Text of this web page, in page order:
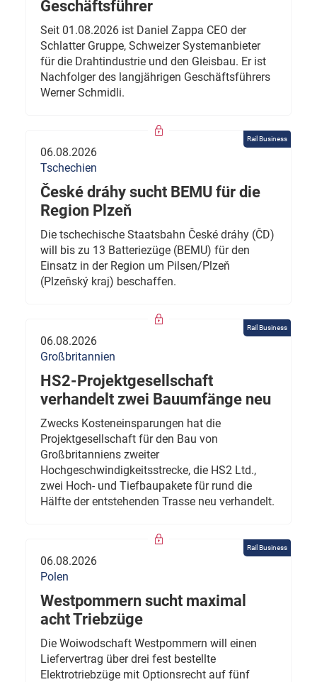
Geschäftsführer
Seit 01.08.2026 ist Daniel Zappa CEO der
Schlatter Gruppe, Schweizer Systemanbieter
für die Drahtindustrie und den Gleisbau. Er ist
Nachfolger des langjährigen Geschäftsführers
Werner Schmidli.
Rail Business
06.08.2026
Tschechien
České dráhy sucht BEMU für die
Region Plzeň
Die tschechische Staatsbahn České dráhy (ČD)
will bis zu 13 Batteriezüge (BEMU) für den
Einsatz in der Region um Pilsen/Plzeň
(Plzeňský kraj) beschaffen.
Rail Business
06.08.2026
Großbritannien
HS2-Projektgesellschaft
verhandelt zwei Bauumfänge neu
Zwecks Kosteneinsparungen hat die
Projektgesellschaft für den Bau von
Großbritanniens zweiter
Hochgeschwindigkeitsstrecke, die HS2 Ltd.,
zwei Hoch- und Tiefbaupakete für rund die
Hälfte der entstehenden Trasse neu verhandelt.
Rail Business
06.08.2026
Polen
Westpommern sucht maximal
acht Triebzüge
Die Woiwodschaft Westpommern will einen
Liefervertrag über drei fest bestellte
Elektrotriebzüge mit Optionsrecht auf fünf